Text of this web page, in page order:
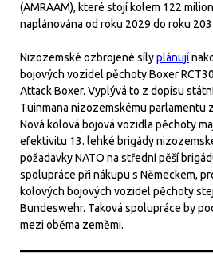
(AMRAAM), které stojí kolem 122
naplánována od roku 2029 do roku
Nizozemské ozbrojené sílyplánují
bojových vozidel pěchoty Boxer
Attack Boxer. Vyplývá to z dopisu
Tuinmana nizozemskému parlamentu
Nová kolová bojová vozidla pěchoty
efektivitu 13. lehké brigády
požadavky NATO na střední pěší
spolupráce při nákupu s Německem,
kolových bojových vozidel pěchoty
Bundeswehr. Taková spolupráce by
mezi oběma zeměmi.